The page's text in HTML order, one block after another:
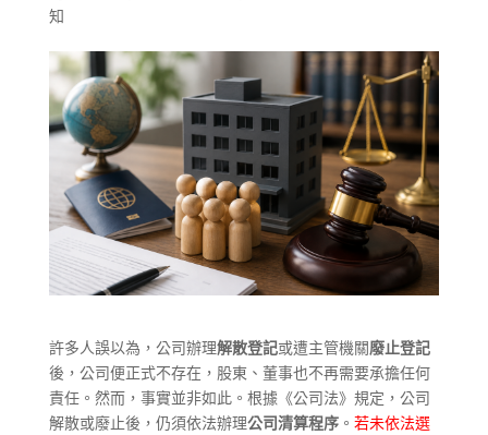
知
許多人誤以為，公司辦理解散登記或遭主管機關廢止登記
後，公司便正式不存在，股東、董事也不再需要承擔任何
責任。然而，事實並非如此。根據《公司法》規定，公司
解散或廢止後，仍須依法辦理公司清算程序。 若未依法選